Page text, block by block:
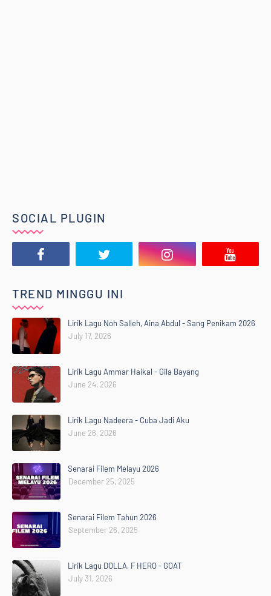
SOCIAL PLUGIN
TREND MINGGU INI
Lirik Lagu Noh Salleh, Aina Abdul - Sang Penikam 2026
July 17, 2026
Lirik Lagu Ammar Haikal - Gila Bayang
June 24, 2026
Lirik Lagu Nadeera - Cuba Jadi Aku
June 26, 2026
Senarai Filem Melayu 2026
December 25, 2025
Senarai Filem Tahun 2026
September 26, 2025
Lirik Lagu DOLLA, F HERO - GOAT
July 31, 2026